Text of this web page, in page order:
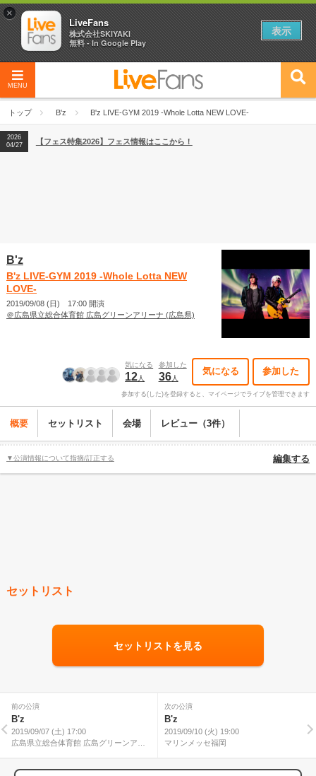
MENU
トップ B'z B'z LIVE-GYM 2019 -Whole Lotta NEW LOVE-
2026
04/27
2026
【ライブ動員ランキング】2026年上半期編発表！
2026
04/27
【フェス特集2026】フェス情報はここから！
B'z
B'z LIVE-GYM 2019 -Whole Lotta NEW
LOVE-
2019/09/08 (日) 17:00 開演
＠広島県立総合体育館 広島グリーンアリーナ (広島県)
気になる
12人
参加した
36人
気になる 参加した
参加する(した)を登録すると、マイページでライブを管理できます
概要 セットリスト 会場 レビュー（3件）
▼公演情報について指摘/訂正する 編集する
セットリスト
セットリストを見る
前の公演
B'z
2019/09/07 (土) 17:00
広島県立総合体育館 広島グリーンアリ
次の公演
B'z
2019/09/10 (火) 19:00
マリンメッセ福岡
×
LiveFans
株式会社SKIYAKI
無料 - In Google Play
表示